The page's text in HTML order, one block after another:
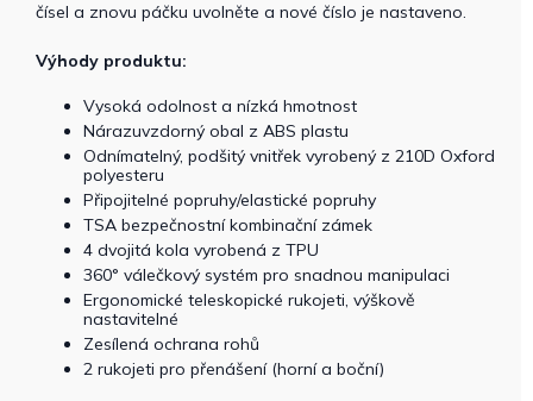
čísel a znovu páčku uvolněte a nové číslo je nastaveno.
Výhody produktu:
Vysoká odolnost a nízká hmotnost
Nárazuvzdorný obal z ABS plastu
Odnímatelný, podšitý vnitřek vyrobený z 210D Oxford
polyesteru
Připojitelné popruhy/elastické popruhy
TSA bezpečnostní kombinační zámek
4 dvojitá kola vyrobená z TPU
360° válečkový systém pro snadnou manipulaci
Ergonomické teleskopické rukojeti, výškově
nastavitelné
Zesílená ochrana rohů
2 rukojeti pro přenášení (horní a boční)